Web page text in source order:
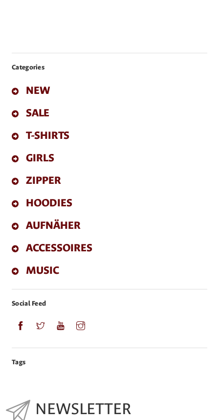
Categories
NEW
SALE
T-SHIRTS
GIRLS
ZIPPER
HOODIES
AUFNÄHER
ACCESSOIRES
MUSIC
Social Feed
Tags
NEWSLETTER